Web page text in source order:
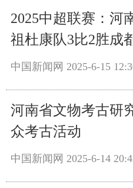
2025中超联赛：河
祖杜康队3比2胜成
中国新闻网 2025-6-15
河南省文物考古研
众考古活动
中国新闻网 2025-6-14